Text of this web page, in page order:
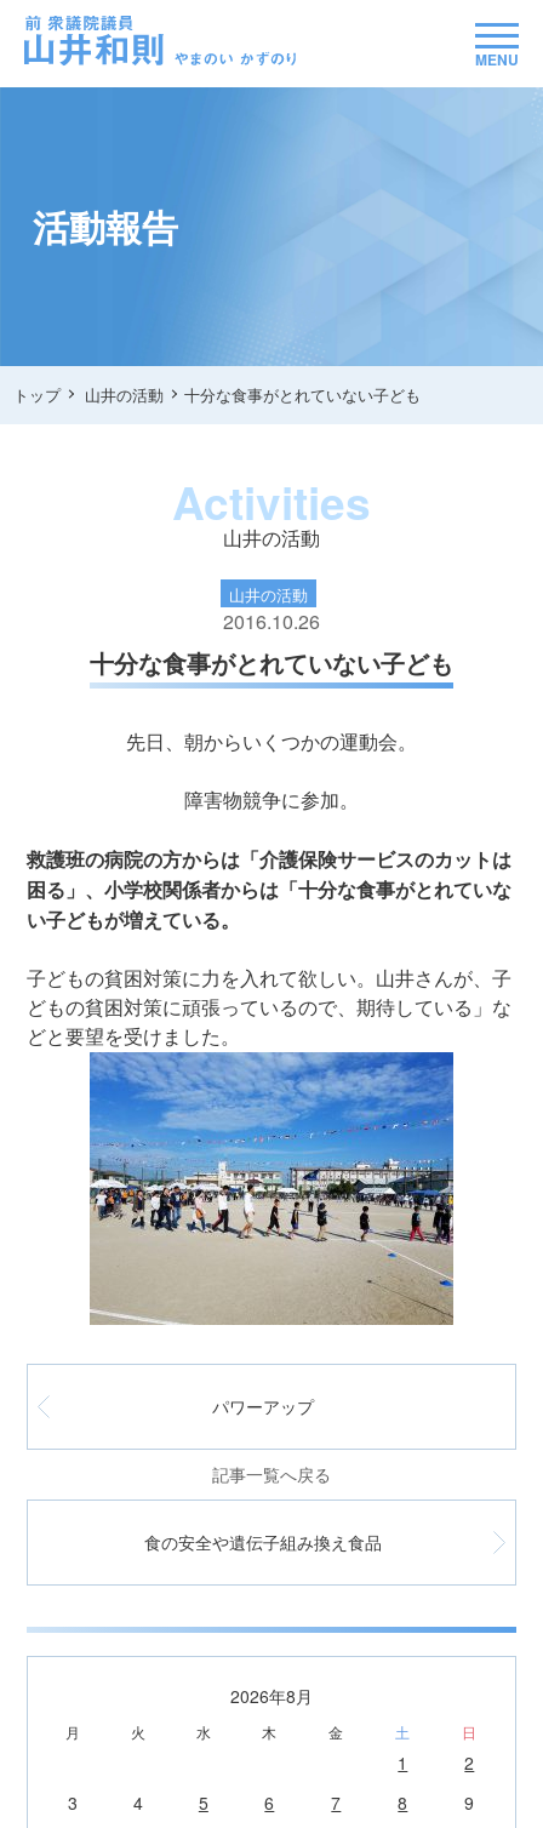
MENU
活動報告
トップ 山井の活動 十分な食事がとれていない子ども
Activities
山井の活動
山井の活動
2016.10.26
十分な食事がとれていない子ども
先日、朝からいくつかの運動会。
障害物競争に参加。
救護班の病院の方からは「介護保険サービスのカットは
困る」、小学校関係者からは「十分な食事がとれていな
い子どもが増えている。
子どもの貧困対策に力を入れて欲しい。山井さんが、子
どもの貧困対策に頑張っているので、期待している」な
どと要望を受けました。
パワーアップ
記事一覧へ戻る
食の安全や遺伝子組み換え食品
2026年8月
月 火 水 木 金 土 日
1
2
3
4 5 6 7 8
9